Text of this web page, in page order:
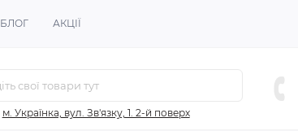
БЛОГ АКЦІЇ
м. Українка, вул. Зв'язку, 1. 2-й поверх